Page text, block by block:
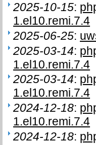
2025-10-15:
1.el10.remi.7.4
2025-06-25:
2025-03-14:
1.el10.remi.7.4
2025-03-14:
1.el10.remi.7.4
2024-12-18:
1.el10.remi.7.4
2024-12-18: